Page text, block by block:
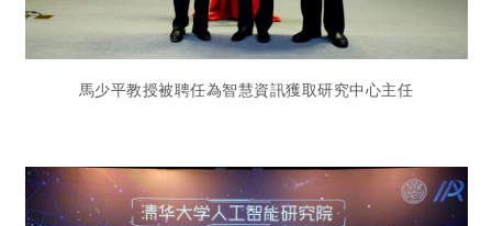
馬少平教授被聘任為智慧資訊獲取研究中心主任